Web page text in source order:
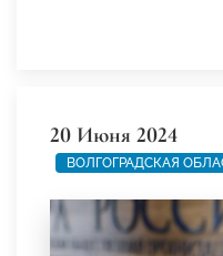
20 Июня 2024
ВОЛГОГРАДСКАЯ